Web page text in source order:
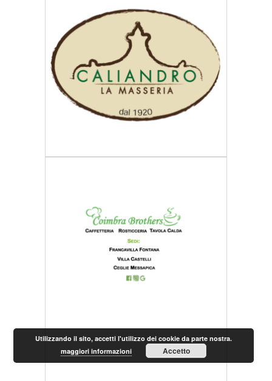
Utilizzando il sito, accetti l'utilizzo dei cookie da parte nostra.
maggiori informazioni
Accetto